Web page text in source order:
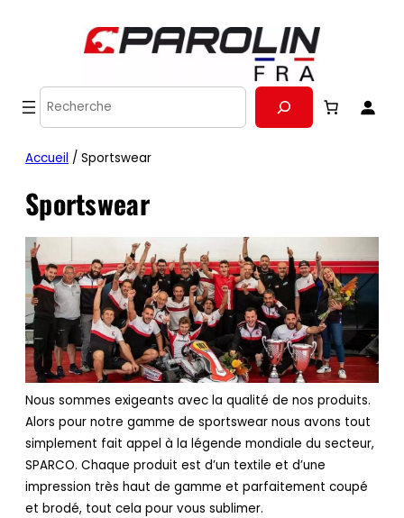
Recherche
Accueil / Sportswear
Sportswear
Nous sommes exigeants avec la qualité de nos produits.
Alors pour notre gamme de sportswear nous avons tout
simplement fait appel à la légende mondiale du secteur,
SPARCO. Chaque produit est d’un textile et d’une
impression très haut de gamme et parfaitement coupé
et brodé, tout cela pour vous sublimer.